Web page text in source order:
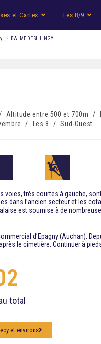
et Cartes Les 8/9
> BALME DE SILLINGY
/ Altitude entre 500 et 700m /
/ Les 8 / Sud-Ouest
très courtes à gauche,
dans l’ancien secteur et les
est soumise à de
d’Epagny (Auchan).
le cimetière. Continuer à
total
et environs